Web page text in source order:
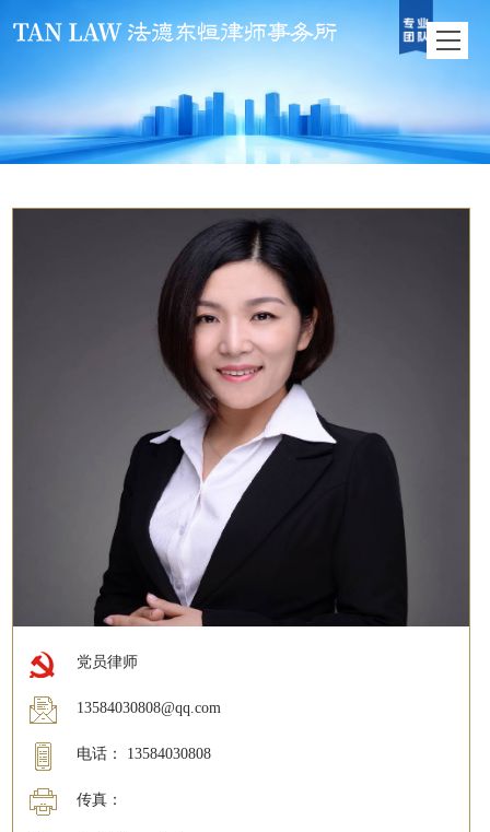
党员律师
13584030808@qq.com
电话： 13584030808
传真：